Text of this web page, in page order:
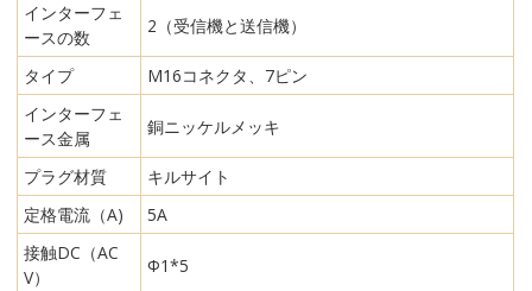
インターフェ
ースの数
2（受信機と送信機）
タイプ
M16コネクタ、7ピン
インターフェ
ース金属
銅ニッケルメッキ
プラグ材質
キルサイト
定格電流（A)
5A
接触DC（AC
V）
Φ1*5